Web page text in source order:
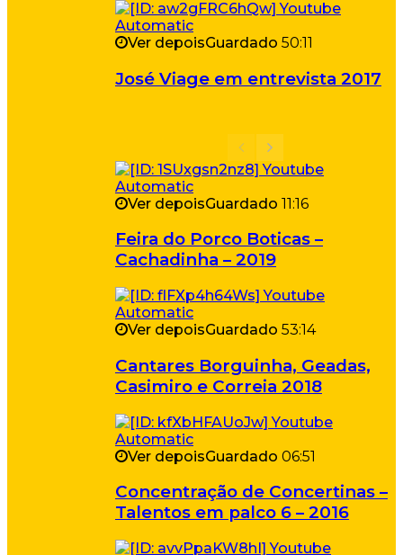
Ver depoisGuardado 50:11
José Viage em entrevista 2017
Ver depoisGuardado 11:16
Feira do Porco Boticas –
Cachadinha – 2019
Ver depoisGuardado 53:14
Cantares Borguinha, Geadas,
Casimiro e Correia 2018
Ver depoisGuardado 06:51
Concentração de Concertinas –
Talentos em palco 6 – 2016